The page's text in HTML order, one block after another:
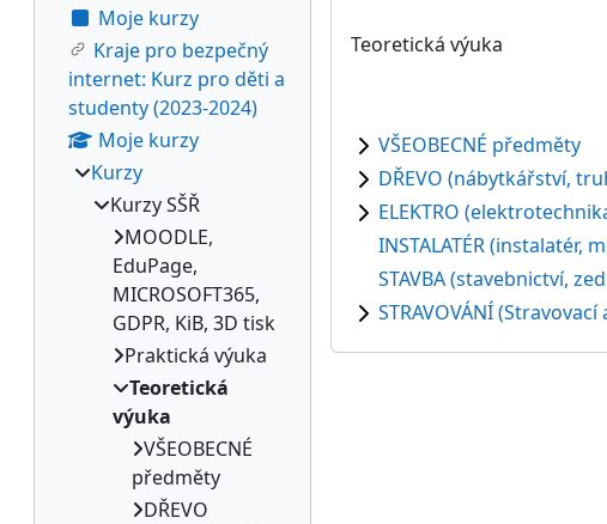
Teoretická výuka
VŠEOBECNÉ předměty
DŘEVO (nábytkářství,
ELEKTRO
INSTALATÉR (instalatér,
STAVBA (stavebnictví,
STRAVOVÁNÍ
Moje kurzy
Kraje pro bezpečný
internet: Kurz pro děti a
studenty (2023-2024)
Moje kurzy
Kurzy
Kurzy SŠŘ
MOODLE,
EduPage,
MICROSOFT365,
GDPR, KiB, 3D tisk
Praktická výuka
Teoretická
výuka
VŠEOBECNÉ
předměty
DŘEVO